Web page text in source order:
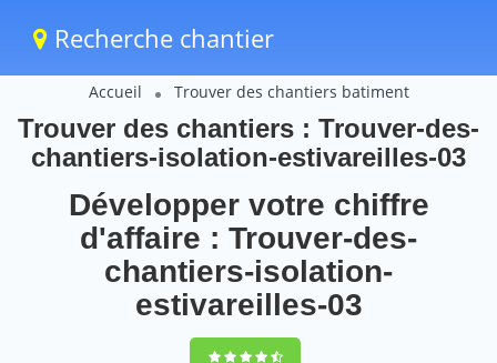
Recherche chantier
Accueil Trouver des chantiers batiment
Trouver des chantiers : Trouver-des-
chantiers-isolation-estivareilles-03
Développer votre chiffre
d'affaire : Trouver-des-
chantiers-isolation-
estivareilles-03